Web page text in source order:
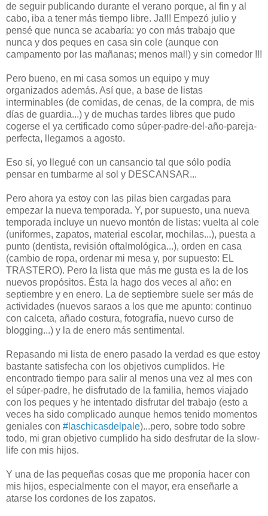
de seguir publicando durante el verano porque, al fin y al
cabo, iba a tener más tiempo libre. Ja!!! Empezó julio y
pensé que nunca se acabaría: yo con más trabajo que
nunca y dos peques en casa sin cole (aunque con
campamento por las mañanas; menos mal!) y sin comedor !!!
Pero bueno, en mi casa somos un equipo y muy
organizados además. Así que, a base de listas
interminables (de comidas, de cenas, de la compra, de mis
días de guardia...) y de muchas tardes libres que pudo
cogerse el ya certificado como súper-padre-del-año-pareja-
perfecta, llegamos a agosto.
Eso sí, yo llegué con un cansancio tal que sólo podía
pensar en tumbarme al sol y DESCANSAR...
Pero ahora ya estoy con las pilas bien cargadas para
empezar la nueva temporada. Y, por supuesto, una nueva
temporada incluye un nuevo montón de listas: vuelta al cole
(uniformes, zapatos, material escolar, mochilas...), puesta a
punto (dentista, revisión oftalmológica...), orden en casa
(cambio de ropa, ordenar mi mesa y, por supuesto: EL
TRASTERO). Pero la lista que más me gusta es la de los
nuevos propósitos. Ésta la hago dos veces al año: en
septiembre y en enero. La de septiembre suele ser más de
actividades (nuevos saraos a los que me apunto: continuo
con calceta, añado costura, fotografía, nuevo curso de
blogging...) y la de enero más sentimental.
Repasando mi lista de enero pasado la verdad es que estoy
bastante satisfecha con los objetivos cumplidos. He
encontrado tiempo para salir al menos una vez al mes con
el súper-padre, he disfrutado de la familia, hemos viajado
con los peques y he intentado disfrutar del trabajo (esto a
veces ha sido complicado aunque hemos tenido momentos
geniales con #laschicasdelpale)...pero, sobre todo sobre
todo, mi gran objetivo cumplido ha sido desfrutar de la slow-
life con mis hijos.
Y una de las pequeñas cosas que me proponía hacer con
mis hijos, especialmente con el mayor, era enseñarle a
atarse los cordones de los zapatos.